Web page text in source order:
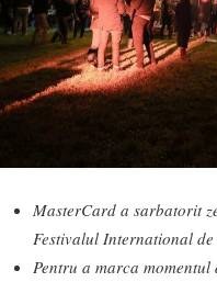
MasterCard a sarbatorit
Festivalul International
Pentru a marca